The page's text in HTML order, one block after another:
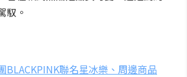
馭。
BLACKPINK聯名星冰樂、周邊商品